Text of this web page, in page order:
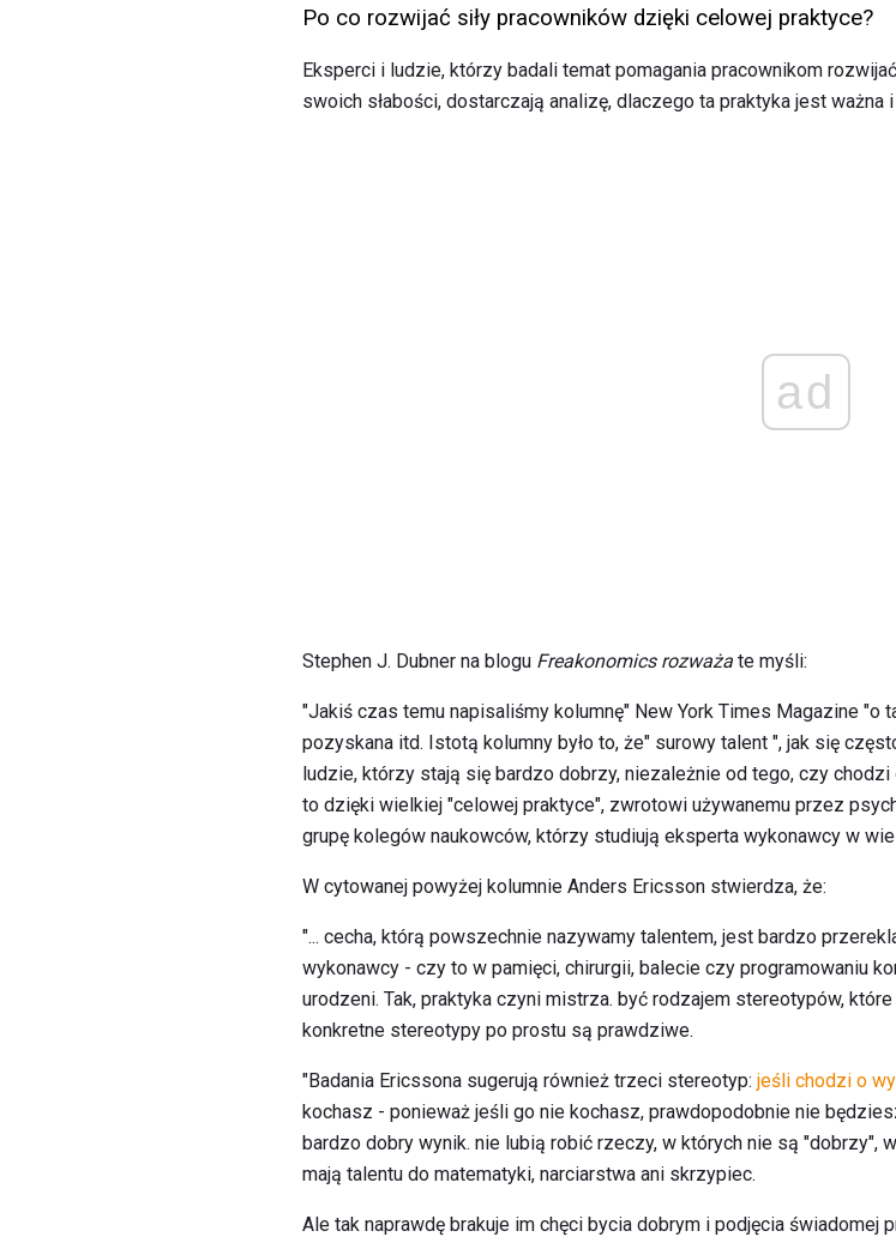
Po co rozwijać siły pracowników dzięki celowej praktyce?
Eksperci i ludzie, którzy badali temat pomagania pracownikom
swoich słabości, dostarczają analizę, dlaczego ta praktyka jest ważna
ad
Stephen J. Dubner na blogu Freakonomics rozważa te myśli:
"Jakiś czas temu napisaliśmy kolumnę" New York Times Magazine "o
pozyskana itd. Istotą kolumny było to, że" surowy talent ", jak się
ludzie, którzy stają się bardzo dobrzy, niezależnie od tego, czy
to dzięki wielkiej "celowej praktyce", zwrotowi używanemu przez
grupę kolegów naukowców, którzy studiują eksperta wykonawcy w
W cytowanej powyżej kolumnie Anders Ericsson stwierdza, że:
"... cecha, którą powszechnie nazywamy talentem, jest bardzo
wykonawcy - czy to w pamięci, chirurgii, balecie czy programowaniu
urodzeni. Tak, praktyka czyni mistrza. być rodzajem stereotypów,
konkretne stereotypy po prostu są prawdziwe.
"Badania Ericssona sugerują również trzeci stereotyp: jeśli chodzi o
kochasz - ponieważ jeśli go nie kochasz, prawdopodobnie nie
bardzo dobry wynik. nie lubią robić rzeczy, w których nie są "dobrzy",
mają talentu do matematyki, narciarstwa ani skrzypiec.
Ale tak naprawdę brakuje im chęci bycia dobrym i podjęcia świadomej